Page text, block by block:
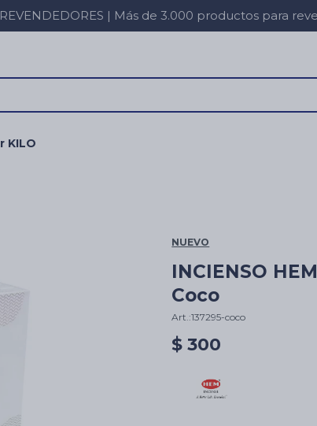
REVENDEDORES | Más de 3.000 productos para
KILO
NUEVO
INCIENSO
Coco
137295-coco
$ 300